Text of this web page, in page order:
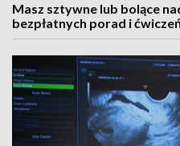
Masz sztywne lub bolące
bezpłatnych porad i